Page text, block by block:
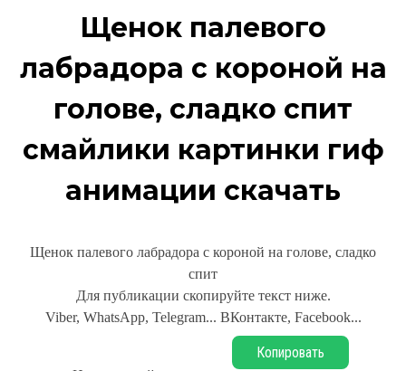
Щенок палевого
лабрадора с короной на
голове, сладко спит
смайлики картинки гиф
анимации скачать
Щенок палевого лабрадора с короной на голове, сладко
спит
Для публикации скопируйте текст ниже.
Viber, WhatsApp, Telegram... ВКонтакте, Facebook...
Копировать